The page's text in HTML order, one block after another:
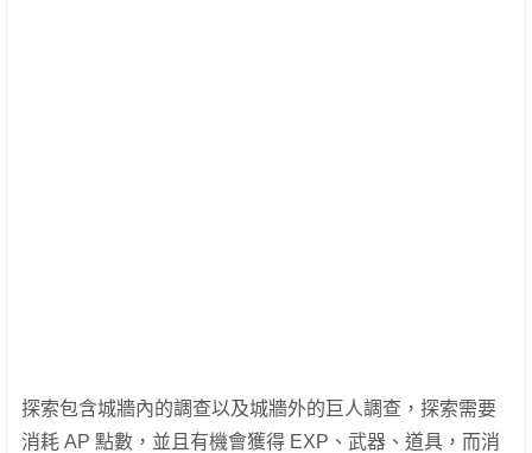
探索包含城牆內的調查以及城牆外的巨人調查，探索需要
消耗 AP 點數，並且有機會獲得 EXP、武器、道具，而消